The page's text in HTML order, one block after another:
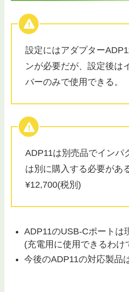
設定にはアダプター
ンが必要だが、設定後は
バーのみで使用できる。
ADP11は別売品でインパ
は別に購入する必要があ
¥12,700(税別)
ADP11のUSB-Cポートは
(充電用に使用できるわけ
今後のADP11の対応製品